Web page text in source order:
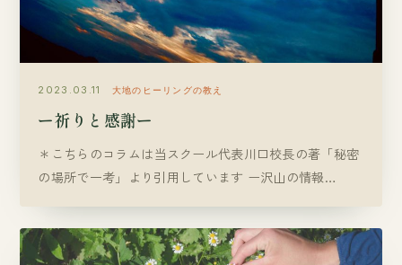
2023.03.11 大地のヒーリングの教え
ー祈りと感謝ー
＊こちらのコラムは当スクール代表川口校長の著「秘密
の場所で一考」より引用しています ー沢山の情報…